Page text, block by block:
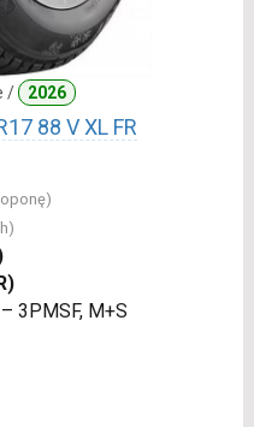
/ 2026
88 V XL FR
3PMSF, M+S